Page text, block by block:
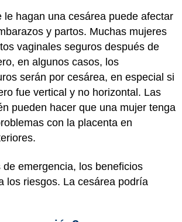
le hagan una cesárea puede afectar
y partos. Muchas mujeres
vaginales seguros después de
en algunos casos, los
serán por cesárea, en especial si
fue vertical y no horizontal. Las
pueden hacer que una mujer tenga
con la placenta en
de emergencia, los beneficios
los riesgos. La cesárea podría